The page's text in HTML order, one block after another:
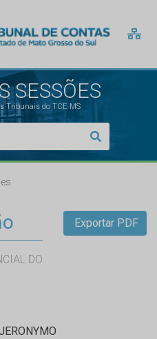
SESSÕES
Tribunais do TCE MS
DO
Exportar PDF